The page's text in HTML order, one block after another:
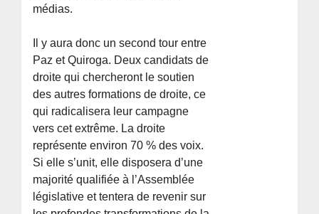
médias.
Il y aura donc un second tour entre
Paz et Quiroga. Deux candidats de
droite qui chercheront le soutien
des autres formations de droite, ce
qui radicalisera leur campagne
vers cet extrême. La droite
représente environ 70 % des voix.
Si elle s’unit, elle disposera d’une
majorité qualifiée à l’Assemblée
législative et tentera de revenir sur